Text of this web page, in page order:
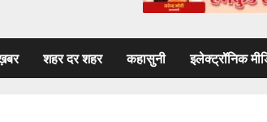
शहर दर शहर कहासुनी इलेक्ट्रॉनिक